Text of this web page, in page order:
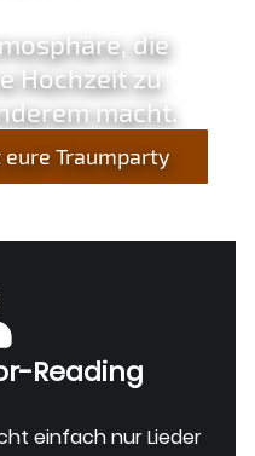
die
Hochzeit zu
macht.
Traumparty
Reading
einfach nur Lieder